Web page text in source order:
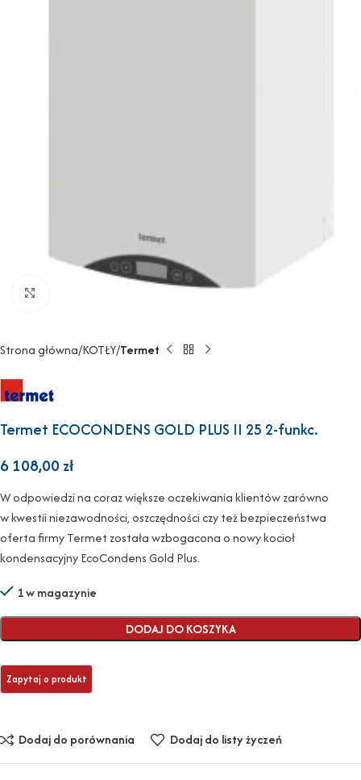
Strona główna KOTŁY Termet
Termet ECOCONDENS GOLD PLUS II 25 2-funkc.
6 108,00zł
W odpowiedzi na coraz większe oczekiwania klientów zarówno
w kwestii niezawodności, oszczędności czy też bezpieczeństwa
oferta firmy Termet została wzbogacona o nowy kocioł
kondensacyjny EcoCondens Gold Plus.
1 w magazynie
DODAJ DO KOSZYKA
Dodaj do porównania Dodaj do listy życzeń